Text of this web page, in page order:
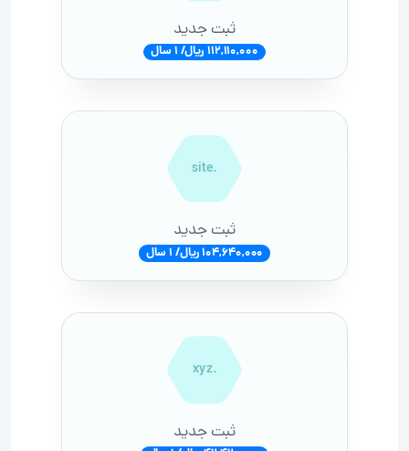
ثبت جدید
112,110,000 ریال/ 1 سال
.site
ثبت جدید
104,640,000 ریال/ 1 سال
.xyz
ثبت جدید